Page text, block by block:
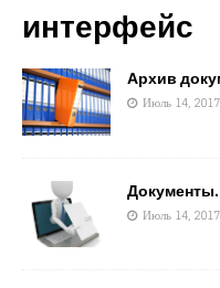
интерфейс
Архив
Июль 14, 2017
Июль 14, 2017